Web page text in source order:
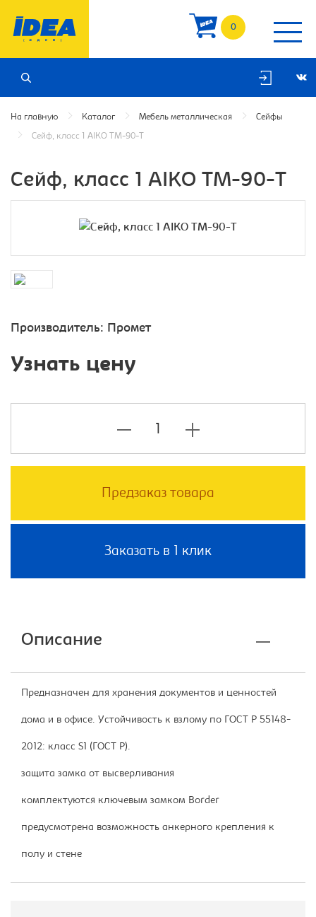
0
На главную Каталог Мебель металлическая Сейфы
Сейф, класс 1 AIKO TM-90-T
Сейф, класс 1 AIKO TM-90-T
Производитель: Промет
Узнать цену
Предзаказ товара
Заказать в 1 клик
Описание
Предназначен для хранения документов и ценностей
дома и в офисе. Устойчивость к взлому по ГОСТ Р 55148-
2012: класс S1 (ГОСТ Р).
защита замка от высверливания
комплектуются ключевым замком Border
предусмотрена возможность анкерного крепления к
полу и стене